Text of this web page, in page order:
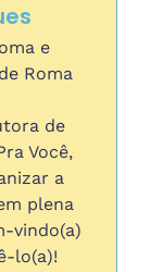
e
Roma
de
Você,
a
plena
vindo(a)
lo(a)!